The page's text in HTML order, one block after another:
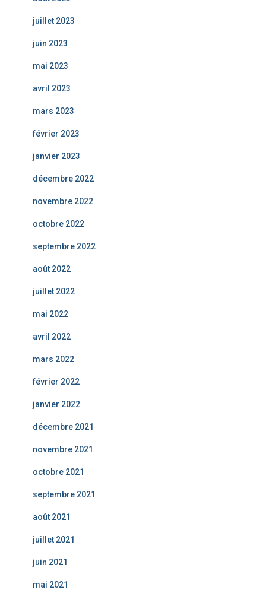
juillet 2023
juin 2023
mai 2023
avril 2023
mars 2023
février 2023
janvier 2023
décembre 2022
novembre 2022
octobre 2022
septembre 2022
août 2022
juillet 2022
mai 2022
avril 2022
mars 2022
février 2022
janvier 2022
décembre 2021
novembre 2021
octobre 2021
septembre 2021
août 2021
juillet 2021
juin 2021
mai 2021